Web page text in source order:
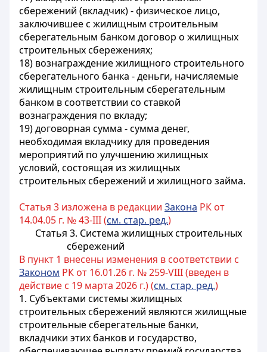
сбережений (вкладчик) - физическое лицо,
заключившее с жилищным строительным
сберегательным банком договор о жилищных
строительных сбережениях;
18) вознаграждение жилищного строительного
сберегательного банка - деньги, начисляемые
жилищным строительным сберегательным
банком в соответствии со ставкой
вознаграждения по вкладу;
19) договорная сумма - сумма денег,
необходимая вкладчику для проведения
мероприятий по улучшению жилищных
условий, состоящая из жилищных
строительных сбережений и жилищного займа.
Статья 3 изложена в редакции Закона РК от
14.04.05 г. № 43-III (см. стар. ред.)
Статья 3. Система жилищных строительных
сбережений
В пункт 1 внесены изменения в соответствии с
Законом РК от 16.01.26 г. № 259-VIII (введен в
действие с 19 марта 2026 г.) (см. стар. ред.)
1. Субъектами системы жилищных
строительных сбережений являются жилищные
строительные сберегательные банки,
вкладчики этих банков и государство,